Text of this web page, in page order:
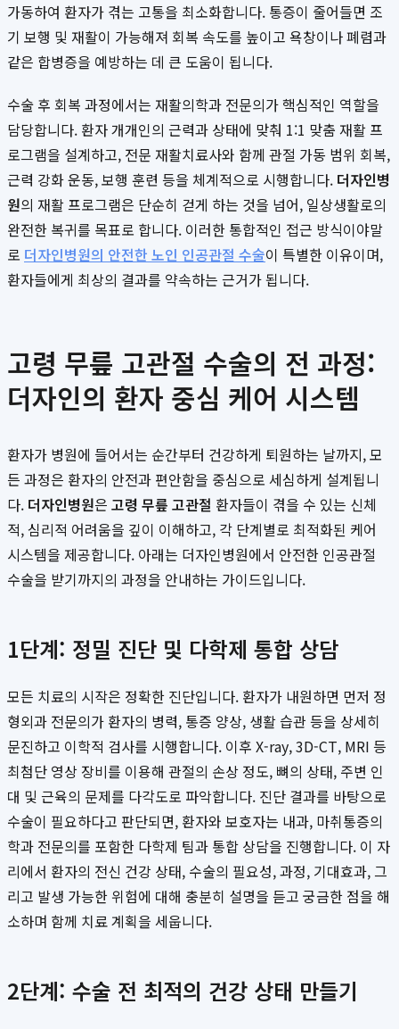
가동하여 환자가 겪는 고통을 최소화합니다. 통증이 줄어들면 조
기 보행 및 재활이 가능해져 회복 속도를 높이고 욕창이나 폐렴과
같은 합병증을 예방하는 데 큰 도움이 됩니다.
수술 후 회복 과정에서는 재활의학과 전문의가 핵심적인 역할을
담당합니다. 환자 개개인의 근력과 상태에 맞춰 1:1 맞춤 재활 프
로그램을 설계하고, 전문 재활치료사와 함께 관절 가동 범위 회복,
근력 강화 운동, 보행 훈련 등을 체계적으로 시행합니다. 더자인병
원의 재활 프로그램은 단순히 걷게 하는 것을 넘어, 일상생활로의
완전한 복귀를 목표로 합니다. 이러한 통합적인 접근 방식이야말
로 더자인병원의 안전한 노인 인공관절 수술이 특별한 이유이며,
환자들에게 최상의 결과를 약속하는 근거가 됩니다.
고령 무릎 고관절 수술의 전 과정:
더자인의 환자 중심 케어 시스템
환자가 병원에 들어서는 순간부터 건강하게 퇴원하는 날까지, 모
든 과정은 환자의 안전과 편안함을 중심으로 세심하게 설계됩니
다. 더자인병원은 고령 무릎 고관절 환자들이 겪을 수 있는 신체
적, 심리적 어려움을 깊이 이해하고, 각 단계별로 최적화된 케어
시스템을 제공합니다. 아래는 더자인병원에서 안전한 인공관절
수술을 받기까지의 과정을 안내하는 가이드입니다.
1단계: 정밀 진단 및 다학제 통합 상담
모든 치료의 시작은 정확한 진단입니다. 환자가 내원하면 먼저 정
형외과 전문의가 환자의 병력, 통증 양상, 생활 습관 등을 상세히
문진하고 이학적 검사를 시행합니다. 이후 X-ray, 3D-CT, MRI 등
최첨단 영상 장비를 이용해 관절의 손상 정도, 뼈의 상태, 주변 인
대 및 근육의 문제를 다각도로 파악합니다. 진단 결과를 바탕으로
수술이 필요하다고 판단되면, 환자와 보호자는 내과, 마취통증의
학과 전문의를 포함한 다학제 팀과 통합 상담을 진행합니다. 이 자
리에서 환자의 전신 건강 상태, 수술의 필요성, 과정, 기대효과, 그
리고 발생 가능한 위험에 대해 충분히 설명을 듣고 궁금한 점을 해
소하며 함께 치료 계획을 세웁니다.
2단계: 수술 전 최적의 건강 상태 만들기